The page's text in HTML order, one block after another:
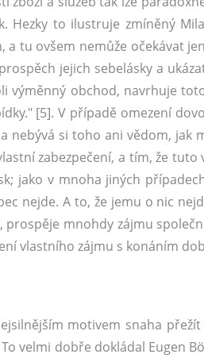
to ilustruje zmíněný
a tu ovšem nemůže očekávat
jejich sebelásky a
výměnný obchod, navrhuje
[5]. V případě omezení
nebývá si toho ani vědom, jak
zabezpečení, a tím, že
jako v mnoha jiných
nejde. A to, že jemu o nic
mnohdy zájmu
vlastního zájmu s konáním
motivem snaha
velmi dobře dokládal Eugen